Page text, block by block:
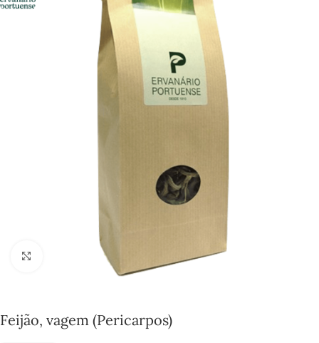
Click to enlarge
Feijão, vagem (Pericarpos)